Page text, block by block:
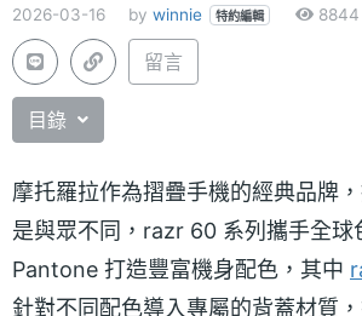
2026-03-16 by winnie 特約編輯 8844
留言
目錄
摩托羅拉作為摺疊手機的經典品牌
是與眾不同，razr 60 系列攜手全球
Pantone 打造豐富機身配色，其中
針對不同配色導入專屬的背蓋材質